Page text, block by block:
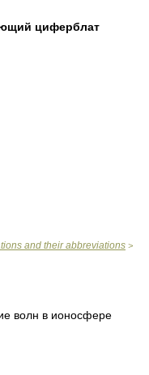
циферблат
and their abbreviations >
волн в ионосфере